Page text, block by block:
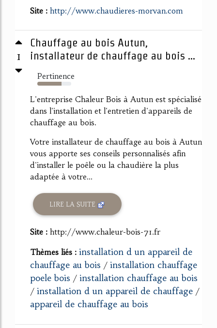
Site : http://www.chaudieres-morvan.com
1
Chauffage au bois Autun,
installateur de chauffage au bois ...
Pertinence
71%
L'entreprise Chaleur Bois à Autun est spécialisé
dans l'installation et l'entretien d'appareils de
chauffage au bois.
Votre installateur de chauffage au bois à Autun
vous apporte ses conseils personnalisés afin
d'installer le poêle ou la chaudière la plus
adaptée à votre...
LIRE LA SUITE
Site : http://www.chaleur-bois-71.fr
Thèmes liés : installation d un appareil de
chauffage au bois / installation chauffage
poele bois / installation chauffage au bois
/ installation d un appareil de chauffage /
appareil de chauffage au bois